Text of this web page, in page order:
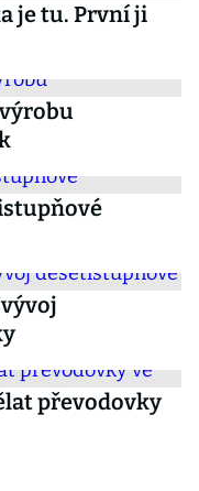
je tu. První ji
převodovky